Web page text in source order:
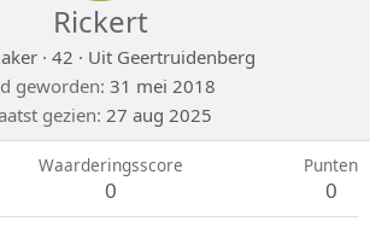
Rickert
· 42 · Uit Geertruidenberg
geworden 31 mei 2018
gezien 27 aug 2025
Waarderingsscore
0
Punten
0